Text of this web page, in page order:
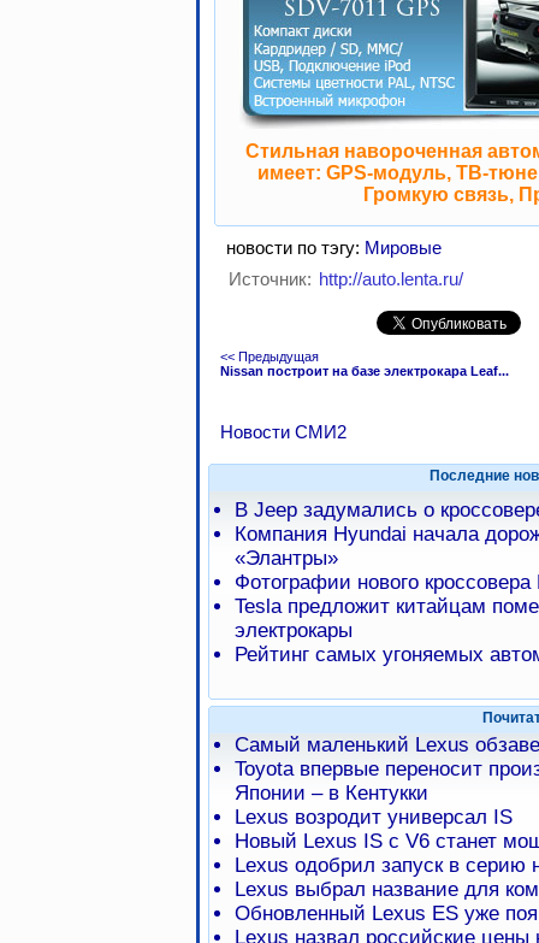
Стильная навороченная
имеет: GPS-модуль, ТВ-
Громкую связь,
новости по тэгу: Мировые
Источник: http://auto.lenta.ru/
<< Предыдущая
Nissan построит на базе электрокара Leaf...
Новости СМИ2
Последние
В Jeep задумались о
Компания Hyundai начала
«Элантры»
Фотографии нового
Tesla предложит китайцам
электрокары
Рейтинг самых угоняемых
Самый маленький Lexus
Toyota впервые переносит
Японии – в Кентукки
Lexus возродит универсал IS
Новый Lexus IS с V6 станет
Lexus одобрил запуск в серию
Lexus выбрал название для
Обновленный Lexus ES уже
Lexus назвал российские цены